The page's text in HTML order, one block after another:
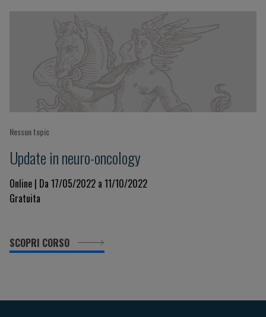
Nessun topic
Update in neuro-oncology
Online | Da 17/05/2022 a 11/10/2022
Gratuita
SCOPRI CORSO